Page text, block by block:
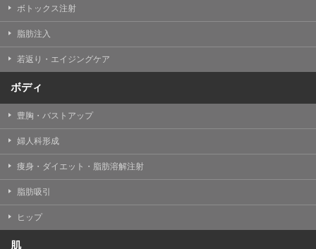
ボトックス注射
脂肪注入
若返り・エイジングケア
ボディ
豊胸・バストアップ
婦人科形成
痩身・ダイエット・脂肪溶解注射
脂肪吸引
ヒップ
肌